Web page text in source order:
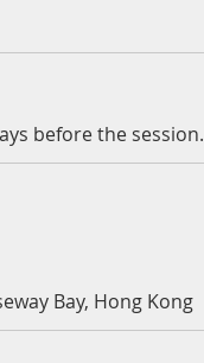
before the session.
Bay, Hong Kong